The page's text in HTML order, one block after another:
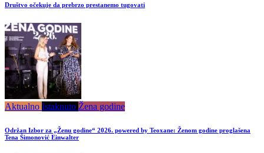
Društvo očekuje da prebrzo prestanemo tugovati
Aktualno Istaknuto Žena godine
Održan Izbor za „Ženu godine“ 2026. powered by Teoxane: Ženom godine proglašena
Tena Šimonović Einwalter